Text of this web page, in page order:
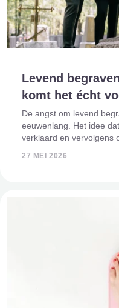
Levend
komt het écht
De angst om levend
eeuwenlang. Het idee
verklaard en vervolgens
27 MEI 2026